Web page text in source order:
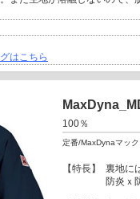
はこちら
100％
定番/MaxDynaマッ
【特長】
裏地に
防炎ｘ